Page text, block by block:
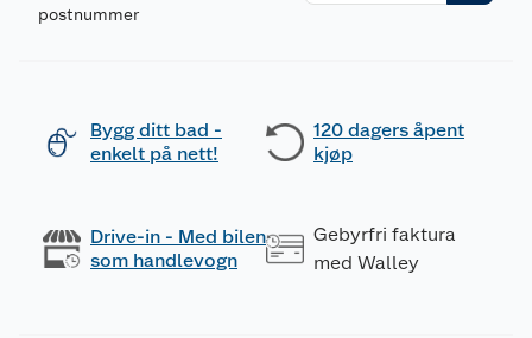
postnummer
Bygg ditt bad -
enkelt på nett!
120 dagers åpent
kjøp
Drive-in - Med bilen
som handlevogn
Gebyrfri faktura
med Walley